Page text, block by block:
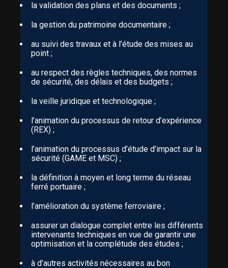
la validation des plans et des documents ;
la gestion du patrimoine documentaire ;
au suivi des travaux et à l’étude des mises au
point ;
au respect des règles techniques, des normes
de sécurité, des délais et des budgets ;
la veille juridique et technologique ;
l’animation du processus de retour d’expérience
(REX) ;
l’animation du processus d’étude d’impact sur la
sécurité (GAME et MSC) ;
la définition à moyen et long terme du réseau
ferré portuaire ;
l’amélioration du système ferroviaire ;
assurer un dialogue complet entre les différents
intervenants techniques en vue de garantir une
optimisation et la complétude des études ;
à d’autres activités nécessaires au bon